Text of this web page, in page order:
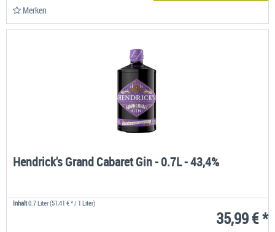
Merken
Hendrick's Grand Cabaret Gin - 0.7L - 43,4%
Inhalt0.7 Liter(51,41 € * / 1 Liter)
35,99 € *